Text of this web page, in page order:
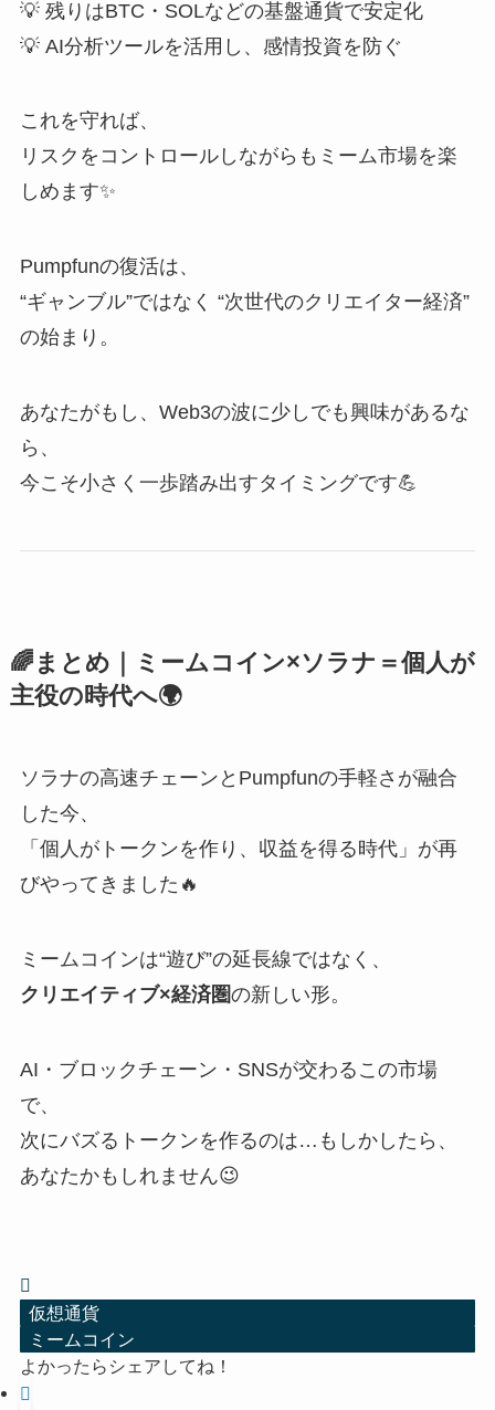
💡 残りはBTC・SOLなどの基盤通貨で安定化
💡 AI分析ツールを活用し、感情投資を防ぐ
これを守れば、
リスクをコントロールしながらもミーム市場を楽
しめます✨
Pumpfunの復活は、
“ギャンブル”ではなく “次世代のクリエイター経済”
の始まり。
あなたがもし、Web3の波に少しでも興味があるな
ら、
今こそ小さく一歩踏み出すタイミングです💪
🌈まとめ｜ミームコイン×ソラナ＝個人が
主役の時代へ🌍
ソラナの高速チェーンとPumpfunの手軽さが融合
した今、
「個人がトークンを作り、収益を得る時代」が再
びやってきました🔥
ミームコインは“遊び”の延長線ではなく、
クリエイティブ×経済圏の新しい形。
AI・ブロックチェーン・SNSが交わるこの市場
で、
次にバズるトークンを作るのは…もしかしたら、
あなたかもしれません😉
仮想通貨
ミームコイン
よかったらシェアしてね！